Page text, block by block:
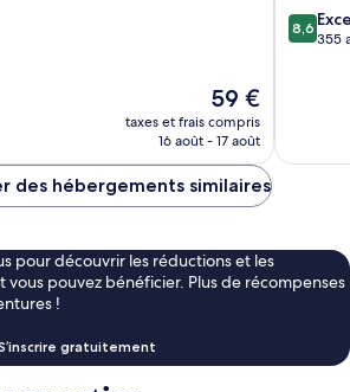
Le
nouveau
prix
de
59 €
taxes et frais compris
16 août - 17 août
8.6
sur
8,6
355
des hébergements similaires
pour découvrir les réductions et les
vous pouvez bénéficier. Plus de récompenses
!
gratuitement